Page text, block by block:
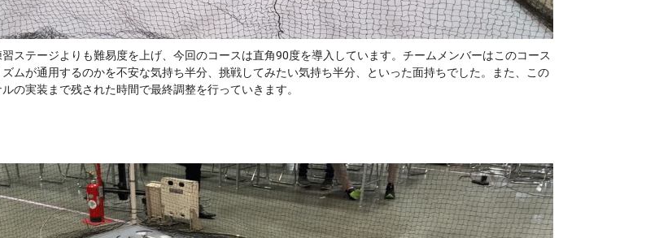
ステージよりも難易度を上げ、今回のコースは直角90度を導入しています。チームメンバーはこのコース
ムが通用するのかを不安な気持ち半分、挑戦してみたい気持ち半分、といった面持ちでした。
また、この
の実装まで残された時間で最終調整を行っていきます。